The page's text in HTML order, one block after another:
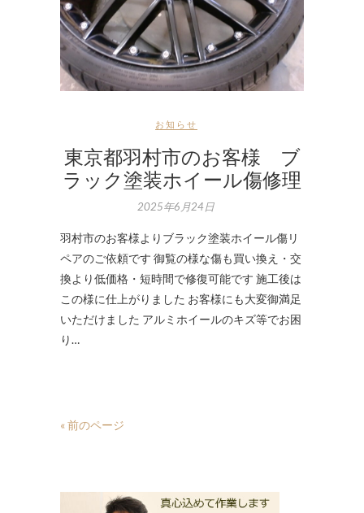
お知らせ
東京都羽村市のお客様 ブ
ラック塗装ホイール傷修理
2025年6月24日
羽村市のお客様よりブラック塗装ホイール傷リ
ペアのご依頼です 御覧の様な傷も買い換え・交
換より低価格・短時間で修復可能です 施工後は
この様に仕上がりました お客様にも大変御満足
いただけました アルミホイールのキズ等でお困
り…
« 前のページ